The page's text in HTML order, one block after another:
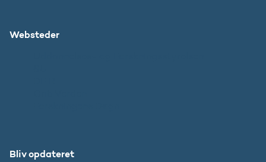
Websteder
Bliv opdateret